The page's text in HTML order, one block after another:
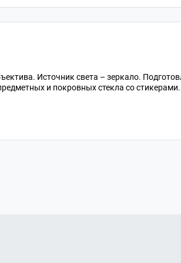
Источник света – зеркало.
и покровных стекла со стикерами.